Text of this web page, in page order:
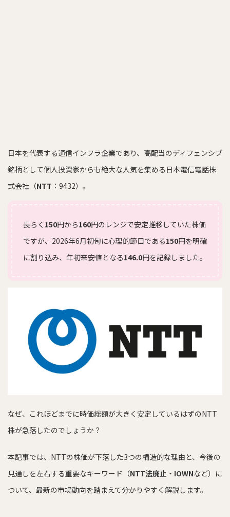
日本を代表する通信インフラ企業であり、高配当のディフェンシブ
銘柄として個人投資家からも絶大な人気を集める日本電信電話株
式会社（NTT ：9432）。
長らく 150円から160円のレンジで安定推移していた株価
ですが、2026年6月初旬に心理的節目である150円を明確
に割り込み、年初来安値となる146.0円を記録しました。
なぜ、これほどまでに時価総額が大きく安定しているはずのNTT
株が急落したのでしょうか？
本記事では、NTTの株価が下落した3つの構造的な理由と、今後の
見通しを左右する重要なキーワード（NTT法廃止 ・ IOWNなど）に
ついて、最新の市場動向を踏まえて分かりやすく解説します。